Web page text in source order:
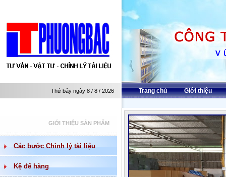
Thứ bảy ngày 8 / 8 / 2026 Trang chủ Giới thiệu
GIỚI THIỆU SẢN PHẨM
Các bước Chỉnh lý tài liệu
Kệ để hàng